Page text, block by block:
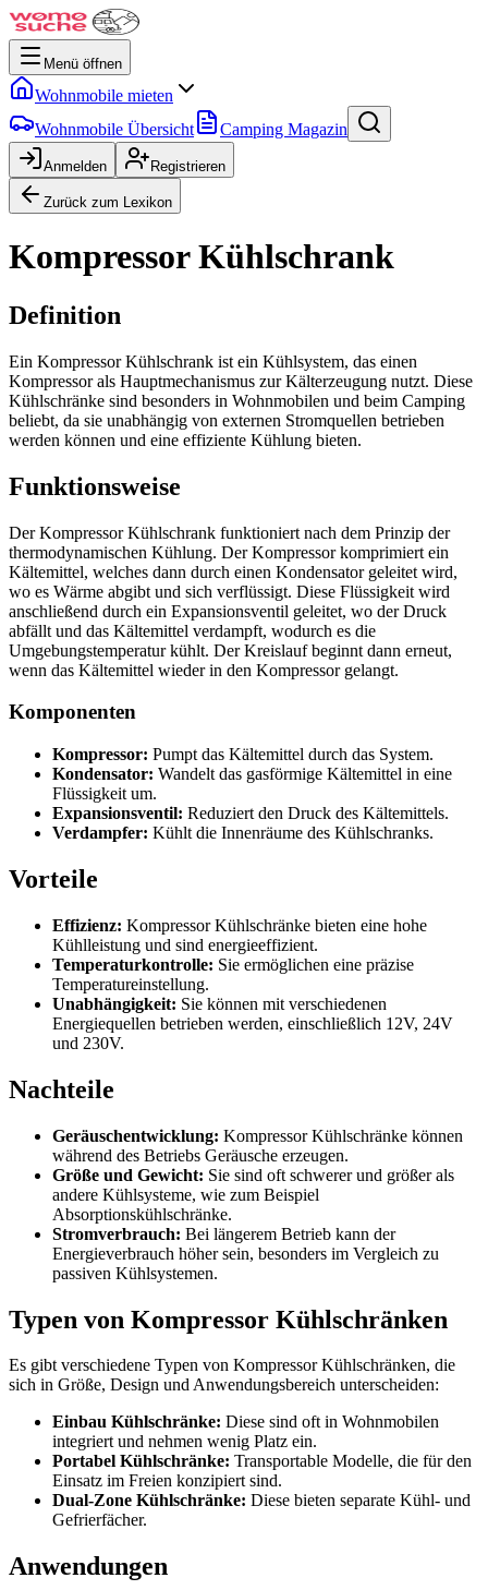
Menü öffnen
Wohnmobile mieten
Wohnmobile Übersicht
Camping Magazin
Anmelden Registrieren
Zurück zum Lexikon
Kompressor Kühlschrank
Definition
Ein Kompressor Kühlschrank ist ein Kühlsystem, das einen
Kompressor als Hauptmechanismus zur Kälterzeugung nutzt. Diese
Kühlschränke sind besonders in Wohnmobilen und beim Camping
beliebt, da sie unabhängig von externen Stromquellen betrieben
werden können und eine effiziente Kühlung bieten.
Funktionsweise
Der Kompressor Kühlschrank funktioniert nach dem Prinzip der
thermodynamischen Kühlung. Der Kompressor komprimiert ein
Kältemittel, welches dann durch einen Kondensator geleitet wird,
wo es Wärme abgibt und sich verflüssigt. Diese Flüssigkeit wird
anschließend durch ein Expansionsventil geleitet, wo der Druck
abfällt und das Kältemittel verdampft, wodurch es die
Umgebungstemperatur kühlt. Der Kreislauf beginnt dann erneut,
wenn das Kältemittel wieder in den Kompressor gelangt.
Komponenten
Kompressor: Pumpt das Kältemittel durch das System.
Kondensator: Wandelt das gasförmige Kältemittel in eine
Flüssigkeit um.
Expansionsventil: Reduziert den Druck des Kältemittels.
Verdampfer: Kühlt die Innenräume des Kühlschranks.
Vorteile
Effizienz: Kompressor Kühlschränke bieten eine hohe
Kühlleistung und sind energieeffizient.
Temperaturkontrolle: Sie ermöglichen eine präzise
Temperatureinstellung.
Unabhängigkeit: Sie können mit verschiedenen
Energiequellen betrieben werden, einschließlich 12V, 24V
und 230V.
Nachteile
Geräuschentwicklung: Kompressor Kühlschränke können
während des Betriebs Geräusche erzeugen.
Größe und Gewicht: Sie sind oft schwerer und größer als
andere Kühlsysteme, wie zum Beispiel
Absorptionskühlschränke.
Stromverbrauch: Bei längerem Betrieb kann der
Energieverbrauch höher sein, besonders im Vergleich zu
passiven Kühlsystemen.
Typen von Kompressor Kühlschränken
Es gibt verschiedene Typen von Kompressor Kühlschränken, die
sich in Größe, Design und Anwendungsbereich unterscheiden:
Einbau Kühlschränke: Diese sind oft in Wohnmobilen
integriert und nehmen wenig Platz ein.
Portabel Kühlschränke: Transportable Modelle, die für den
Einsatz im Freien konzipiert sind.
Dual-Zone Kühlschränke: Diese bieten separate Kühl- und
Gefrierfächer.
Anwendungen